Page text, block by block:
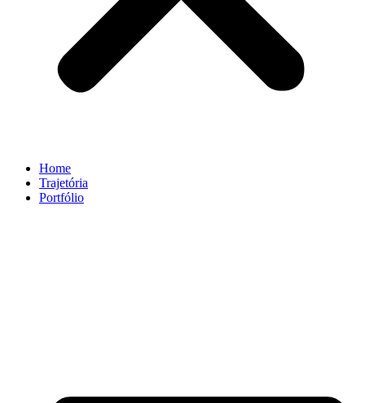
Home
Trajetória
Portfólio